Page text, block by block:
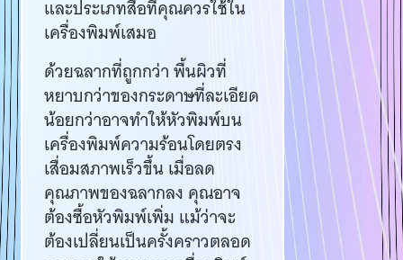
และประเภทสื่อที่คุณควรใช้ใน
เครื่องพิมพ์เสมอ
ด้วยฉลากที่ถูกกว่า พื้นผิวที่
หยาบกว่าของกระดาษที่ละเอียด
น้อยกว่าอาจทำให้หัวพิมพ์บน
เครื่องพิมพ์ความร้อนโดยตรง
เสื่อมสภาพเร็วขึ้น เมื่อลด
คุณภาพของฉลากลง คุณอาจ
ต้องซื้อหัวพิมพ์เพิ่ม แม้ว่าจะ
ต้องเปลี่ยนเป็นครั้งคราวตลอด